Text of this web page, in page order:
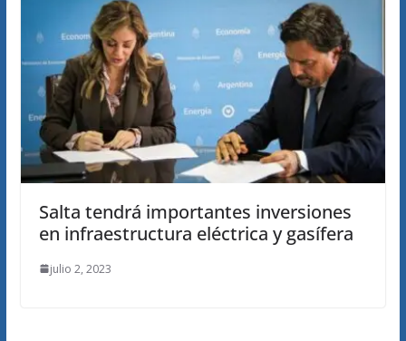
Salta tendrá importantes inversiones
en infraestructura eléctrica y gasífera
julio 2, 2023